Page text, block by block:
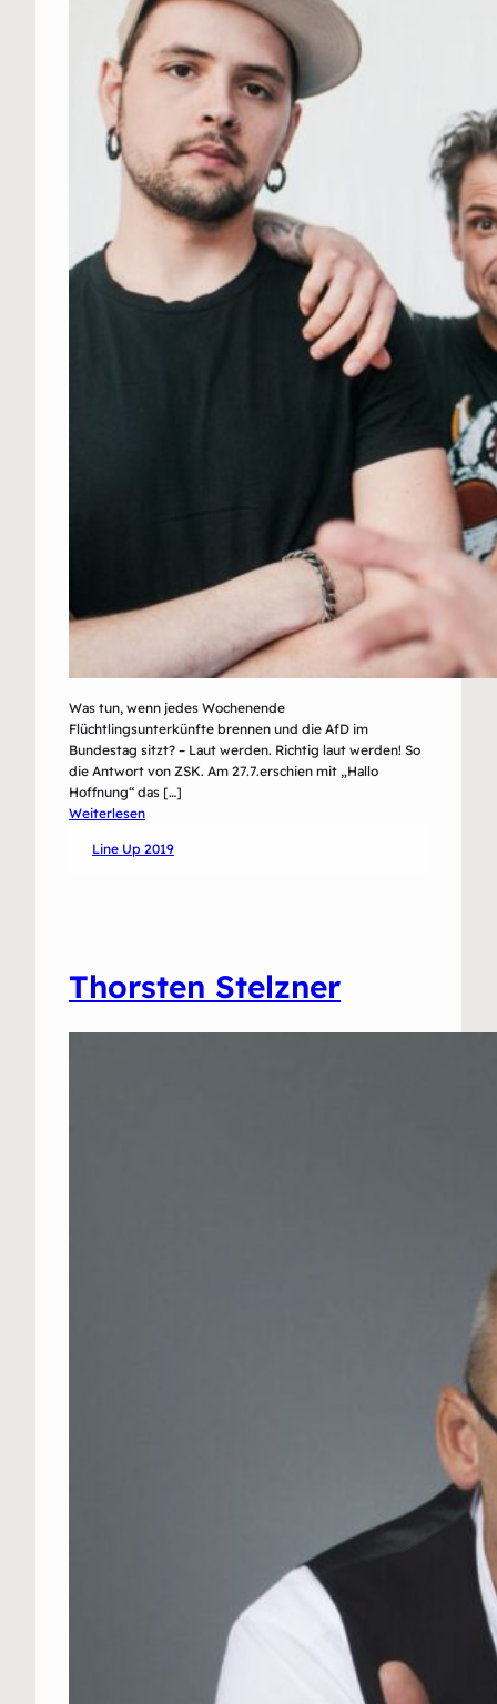
Was tun, wenn jedes Wochenende
Flüchtlingsunterkünfte brennen und die AfD im
Bundestag sitzt? – Laut werden. Richtig laut werden! So
die Antwort von ZSK. Am 27.7.erschien mit „Hallo
Hoffnung“ das […]
Weiterlesen:
Line Up 2019
Thorsten Stelzner